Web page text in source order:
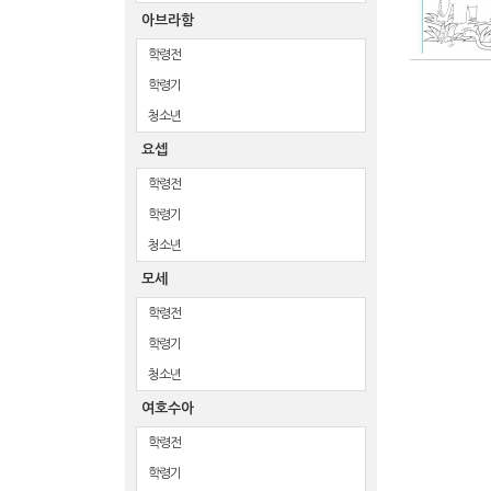
아브라함
학령전
학령기
청소년
요셉
학령전
학령기
청소년
모세
학령전
학령기
청소년
여호수아
학령전
학령기